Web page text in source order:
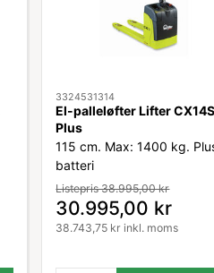
3324531314
El-palleløfter Lifter
Plus
115 cm. Max: 1400 kg.
batteri
Listepris 38.995,00 kr
30.995,00 kr
38.743,75 kr inkl. moms